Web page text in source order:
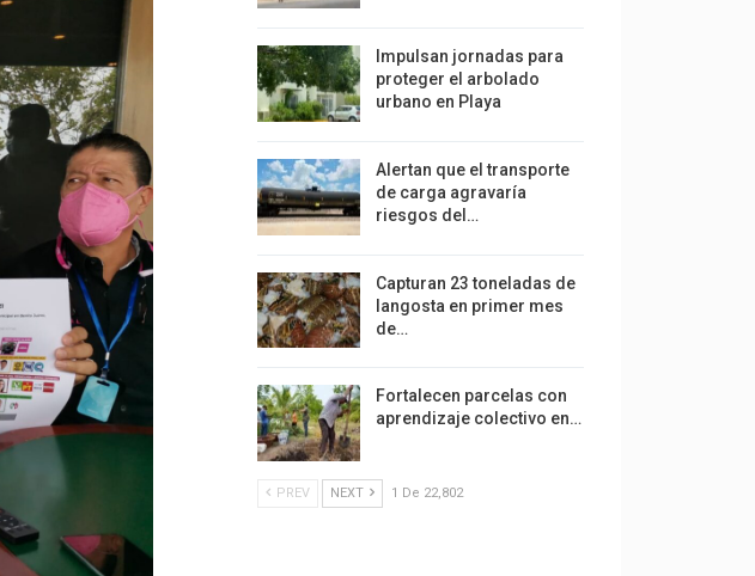
Impulsan jornadas para
proteger el arbolado
urbano en Playa
Alertan que el transporte
de carga agravaría
riesgos del…
Capturan 23 toneladas de
langosta en primer mes
de…
Fortalecen parcelas con
aprendizaje colectivo en…
PREV NEXT 1 De 22,802